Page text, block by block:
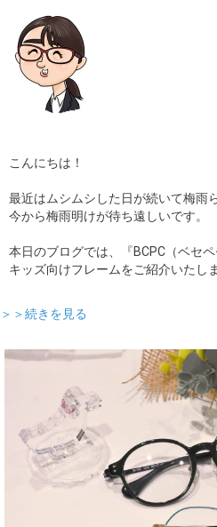
こんにちは！
最近はムシムシした日が続いて梅雨
今から梅雨明けが待ち遠しいです。
本日のブログでは、『BCPC（ベセ
キッズ向けフレームをご紹介いたしま
＞＞続きを見る